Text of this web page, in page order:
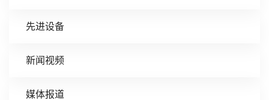
先进设备
新闻视频
媒体报道